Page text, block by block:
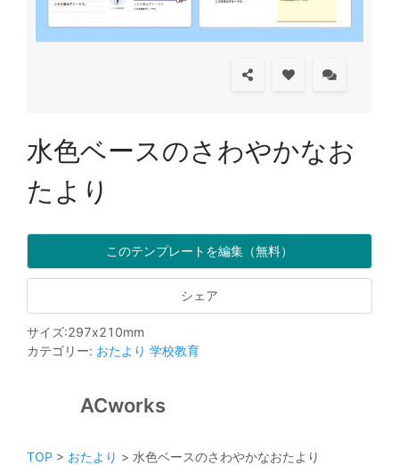
水色ベースのさわやかなお
たより
このテンプレートを編集（無料）
シェア
サイズ:297x210mm
カテゴリー: おたより 学校教育
ACworks
TOP > おたより > 水色ベースのさわやかなおたより